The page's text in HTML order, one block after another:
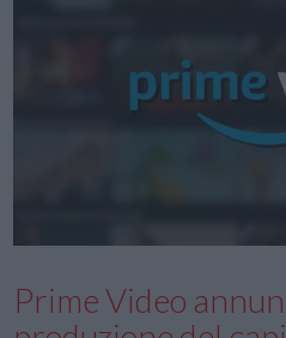
Prime Video